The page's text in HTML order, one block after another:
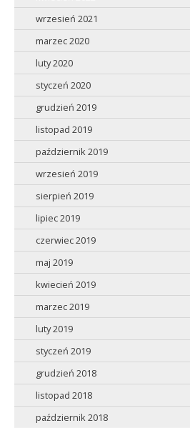
wrzesień 2021
marzec 2020
luty 2020
styczeń 2020
grudzień 2019
listopad 2019
październik 2019
wrzesień 2019
sierpień 2019
lipiec 2019
czerwiec 2019
maj 2019
kwiecień 2019
marzec 2019
luty 2019
styczeń 2019
grudzień 2018
listopad 2018
październik 2018